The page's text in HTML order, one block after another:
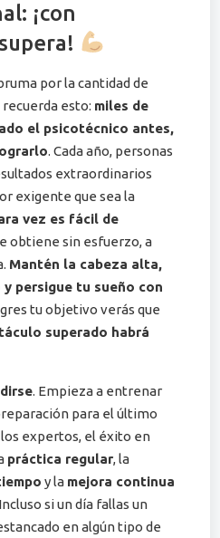
¡con
por la cantidad de
esto: miles de
el psicotécnico antes,
. Cada año, personas
extraordinarios
exigente que sea la
vez es fácil de
obtiene sin esfuerzo, a
Mantén la cabeza alta,
persigue tu sueño con
tu objetivo verás que
superado habrá
. Empieza a entrenar
para el último
expertos, el éxito en
práctica regular, la
y la mejora continua
si un día fallas un
en algún tipo de